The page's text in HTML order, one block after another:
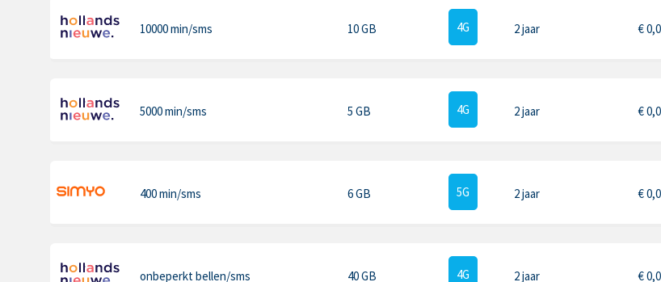
10000 min/sms 10 GB 4G 2 jaar €
5000 min/sms 5 GB 4G 2 jaar €
400 min/sms 6 GB 5G 2 jaar €
onbeperkt bellen/sms 40 GB 4G 2 jaar €